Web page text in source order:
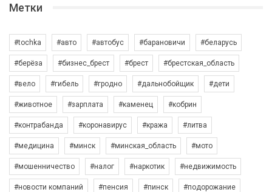
Метки
#tochka #авто #автобус #барановичи #беларусь
#берёза #бизнес_брест #брест #брестская_область
#вело #гибель #гродно #дальнобойщик #дети
#животное #зарплата #каменец #кобрин
#контрабанда #коронавирус #кража #литва
#медицина #минск #минская_область #мото
#мошенничество #налог #наркотик #недвижимость
#новости компаний #пенсия #пинск #подорожание